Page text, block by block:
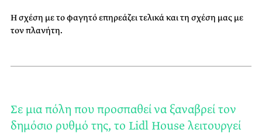
Η σχέση με το φαγητό επηρεάζει τελικά και τη σχέση μας με
τον πλανήτη.
Σε μια πόλη που προσπαθεί να ξαναβρεί τον
δημόσιο ρυθμό της, το Lidl House λειτουργεί